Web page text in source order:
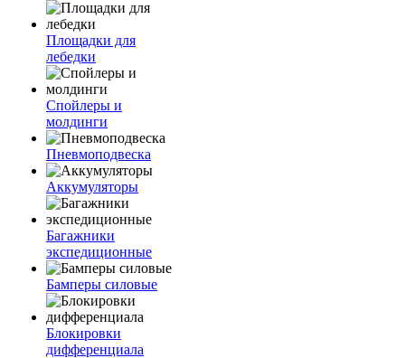
Площадки для
лебедки
Спойлеры и
молдинги
Пневмоподвеска
Аккумуляторы
Багажники
экспедиционные
Бамперы силовые
Блокировки
дифференциала